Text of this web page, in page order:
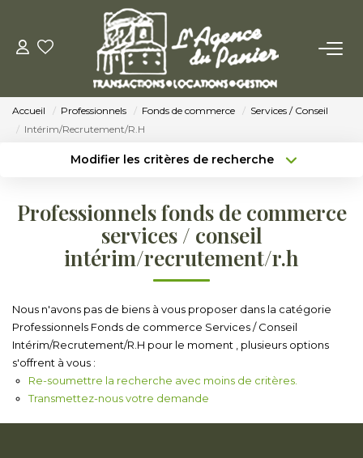
ACHETER
LOUER
Louer
Nos Conseils Aux Locataires
VENDRE
ESTIMER
GESTION LOCATIVE
Accueil Professionnels Fonds de commerce
Services / Conseil
Intérim/Recrutement/R.H
Modifier les critères de recherche
Sélectionnez...
Type de bien
Budget max Plus de critères
Créer une alerte
Professionnels fonds de commerce
services / conseil
intérim/recrutement/r.h
Nous n'avons pas de biens à vous proposer dans la catégorie
Professionnels Fonds de commerce Services / Conseil
Intérim/Recrutement/R.H pour le moment , plusieurs options
s'offrent à vous :
Re-soumettre la recherche avec moins de critères.
Transmettez-nous votre demande